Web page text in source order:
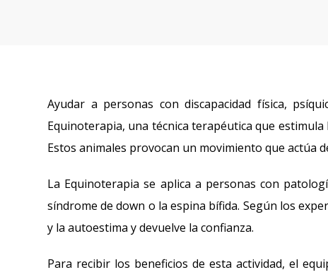
Ayudar a personas con discapacidad física,
Equinoterapia, una técnica terapéutica que
Estos animales provocan un movimiento que actúa
La Equinoterapia se aplica a personas con
síndrome de down o la espina bífida. Según los
y la autoestima y devuelve la confianza.
Para recibir los beneficios de esta actividad, el